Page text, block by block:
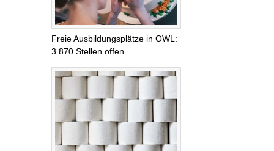
Freie Ausbildungsplätze in OWL:
3.870 Stellen offen